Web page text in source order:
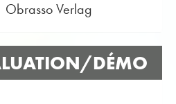
Obrasso Verlag
DÉMO